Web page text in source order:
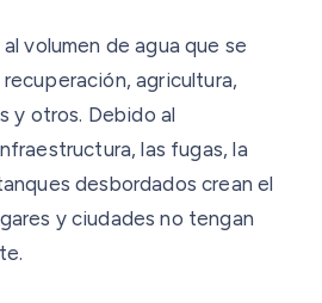
volumen de agua que se
agricultura,
y otros. Debido al
las fugas, la
desbordados crean el
y ciudades no tengan